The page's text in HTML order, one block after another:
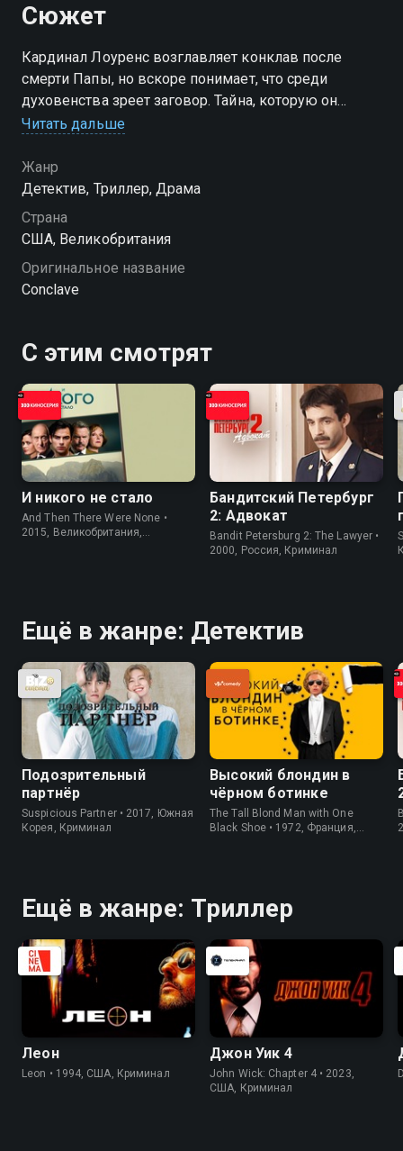
Сюжет
Кардинал Лоуренс возглавляет конклав после
смерти Папы, но вскоре понимает, что среди
духовенства зреет заговор. Тайна, которую он
раскрывает, может изменить судьбу Церкви и
Читать дальше
Жанр
Детектив, Триллер, Драма
Страна
США, Великобритания
Оригинальное название
Conclave
С этим смотрят
И никого не стало
And Then There Were None •
2015, Великобритания,
Бандитский Петербург
2: Адвокат
Bandit Petersburg 2: The Lawyer •
2000, Россия, Криминал
Ещё в жанре: Детектив
Подозрительный
партнёр
Suspicious Partner • 2017, Южная
Корея, Криминал
Высокий блондин в
чёрном ботинке
The Tall Blond Man with One
Black Shoe • 1972, Франция,
Ещё в жанре: Триллер
Леон
Leon • 1994, США, Криминал
Джон Уик 4
John Wick: Chapter 4 • 2023,
США, Криминал